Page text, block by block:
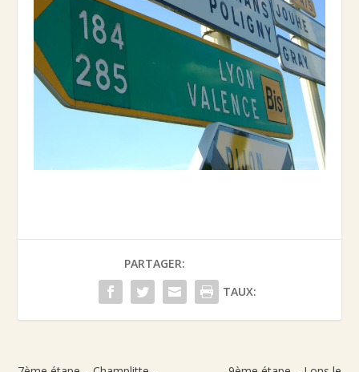
PARTAGER:
TAUX: